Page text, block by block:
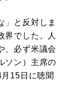
と反対しま
界でした。人
、必ず米議会
ソン）主席の
15日に聴聞